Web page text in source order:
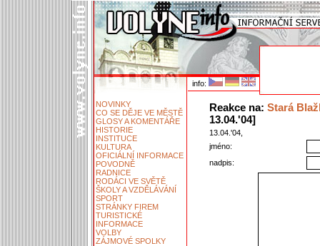
info:
NOVINKY
CO SE DĚJE VE MĚSTĚ
GLOSY A KOMENTÁŘE
HISTORIE
INSTITUCE
KULTURA
OFICIÁLNÍ INFORMACE
POVODNĚ
RADNICE
RODÁCI VE SVĚTĚ
ŠKOLY A VZDĚLÁVÁNÍ
SPORT
STRÁNKY FIREM
TURISTICKÉ
INFORMACE
VOLBY
ZÁJMOVÉ SPOLKY
Reakce na: Stará
13.04.'04]
13.04.'04,
jméno:
nadpis: